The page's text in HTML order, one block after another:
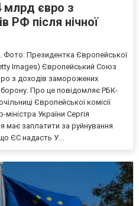
млрд євро з
РФ після нічної
Президентка Європейської
Images) Європейський Союз
з доходів заморожених
Про це повідомляє РБК-
Європейської комісії
України Сергія
має заплатити за руйнування
ЄС надасть У...